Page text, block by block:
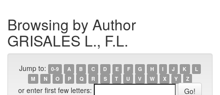
Browsing by Author
GRISALES L., F.L.
Jump to: 0-9 A B C D E F G H I J K
L
M
N O P Q R S T U V W X Y Z
or enter first few letters: